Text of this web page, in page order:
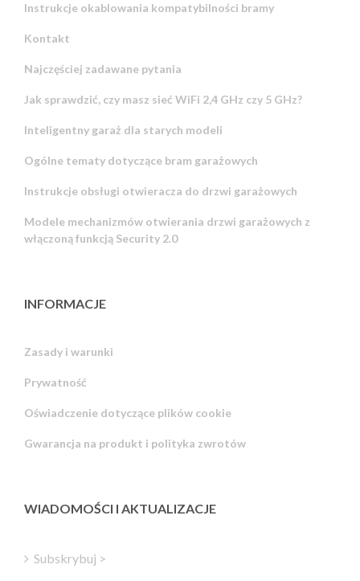
Instrukcje okablowania kompatybilności bramy
Kontakt
Najczęściej zadawane pytania
Jak sprawdzić, czy masz sieć WiFi 2,4 GHz czy 5 GHz?
Inteligentny garaż dla starych modeli
Ogólne tematy dotyczące bram garażowych
Instrukcje obsługi otwieracza do drzwi garażowych
Modele mechanizmów otwierania drzwi garażowych z
włączoną funkcją Security 2.0
INFORMACJE
Zasady i warunki
Prywatność
Oświadczenie dotyczące plików cookie
Gwarancja na produkt i polityka zwrotów
WIADOMOŚCI I AKTUALIZACJE
Subskrybuj >